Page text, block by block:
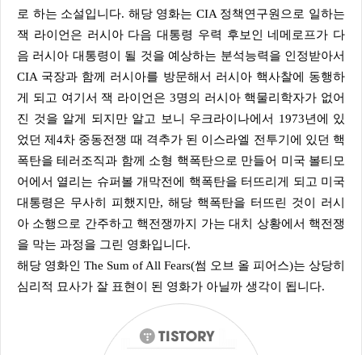
로 하는 소설입니다. 해당 영화는 CIA 정책연구원으로 일하는
잭 라이언은 러시아 다음 대통령 우력 후보인 네메로프가 다
음 러시아 대통령이 될 것을 예상하는 분석능력을 인정받아서
CIA 국장과 함께 러시아를 방문해서 러시아 핵사찰에 동행하
게 되고 여기서 잭 라이언은 3명의 러시아 핵물리학자가 없어
진 것을 알게 되지만 알고 보니 우크라이나에서 1973년에 있
었던 제4차 중동전쟁 때 격추가 된 이스라엘 전투기에 있던 핵
폭탄을 테러조직과 함께 소형 핵폭탄으로 만들어 미국 볼티모
어에서 열리는 슈퍼볼 개막전에 핵폭탄을 터뜨리게 되고 미국
대통령은 무사히 피했지만, 해당 핵폭탄을 터뜨린 것이 러시
아 소행으로 간주하고 핵전쟁까지 가는 대치 상황에서 핵전쟁
을 막는 과정을 그린 영화입니다.
해당 영화인 The Sum of All Fears(썸 오브 올 피어스)는 상당히
심리적 묘사가 잘 표현이 된 영화가 아닐까 생각이 됩니다.